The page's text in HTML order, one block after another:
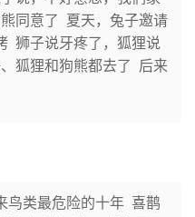
同意了 夏天，兔子邀请
狮子说牙疼了，狐狸说
狐狸和狗熊都去了 后来
鸟类最危险的十年 喜鹊